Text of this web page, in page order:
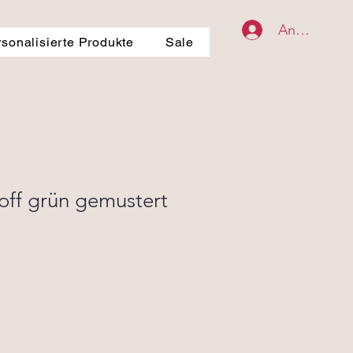
Produkte Sale
Anmelden
grün gemustert